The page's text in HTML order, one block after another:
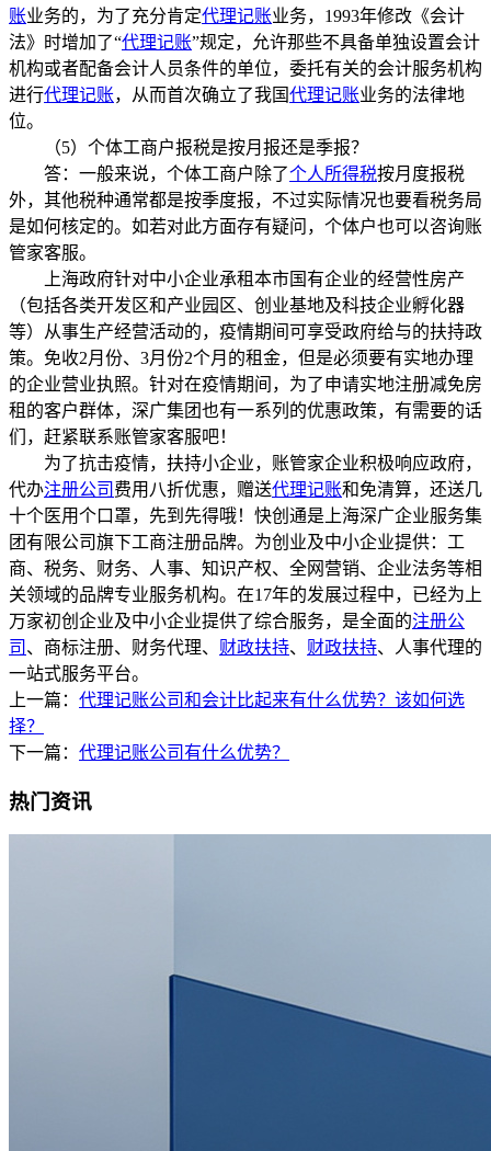
账业务的，为了充分肯定代理记账业务，1993年修改《会计
法》时增加了“代理记账”规定，允许那些不具备单独设置会计
机构或者配备会计人员条件的单位，委托有关的会计服务机构
进行代理记账，从而首次确立了我国代理记账业务的法律地
位。
（5）个体工商户报税是按月报还是季报？
答：一般来说，个体工商户除了个人所得税按月度报税
外，其他税种通常都是按季度报，不过实际情况也要看税务局
是如何核定的。如若对此方面存有疑问，个体户也可以咨询账
管家客服。
上海政府针对中小企业承租本市国有企业的经营性房产
（包括各类开发区和产业园区、创业基地及科技企业孵化器
等）从事生产经营活动的，疫情期间可享受政府给与的扶持政
策。免收2月份、3月份2个月的租金，但是必须要有实地办理
的企业营业执照。针对在疫情期间，为了申请实地注册减免房
租的客户群体，深广集团也有一系列的优惠政策，有需要的话
们，赶紧联系账管家客服吧！
为了抗击疫情，扶持小企业，账管家企业积极响应政府，
代办注册公司 费用八折优惠，赠送代理记账和免清算，还送几
十个医用个口罩，先到先得哦！快创通是上海深广企业服务集
团有限公司旗下工商注册品牌。为创业及中小企业提供：工
商、税务、财务、人事、知识产权、全网营销、企业法务等相
关领域的品牌专业服务机构。在17年的发展过程中，已经为上
万家初创企业及中小企业提供了综合服务，是全面的注册公
司 、商标注册、财务代理、 财政扶持、 财政扶持、人事代理的
一站式服务平台。
上一篇： 代理记账公司和会计比起来有什么优势？该如何选
择？
下一篇： 代理记账公司有什么优势？
热门资讯